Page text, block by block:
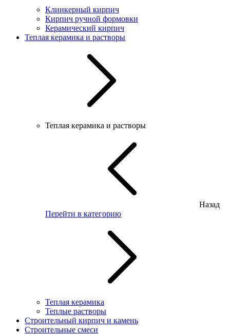
Клинкерный кирпич
Кирпич ручной формовки
Керамический кирпич
Теплая керамика и растворы
Теплая керамика и растворы
Назад
Перейти в категорию
Теплая керамика
Теплые растворы
Строительный кирпич и камень
Строительные смеси